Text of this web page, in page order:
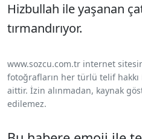
Hizbullah ile yaşanan
tırmandırıyor.
www.sozcu.com.tr internet
fotoğrafların her türlü telif hakkı
aittir. İzin alınmadan, kaynak
edilemez.